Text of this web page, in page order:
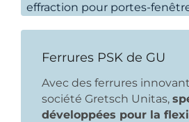
effraction pour portes-
Ferrures PSK de GU
Avec des ferrures
société Gretsch Unitas,
développées pour la